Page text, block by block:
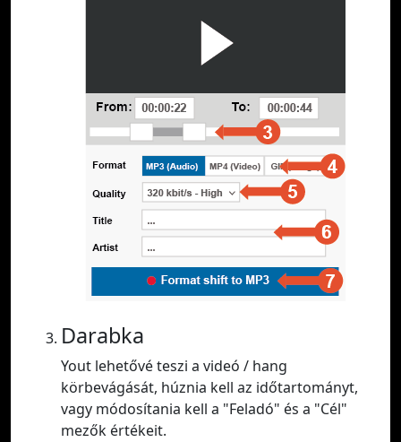
Darabka
Yout lehetővé teszi a videó / hang
körbevágását, húznia kell az időtartományt,
vagy módosítania kell a "Feladó" és a "Cél"
mezők értékeit.